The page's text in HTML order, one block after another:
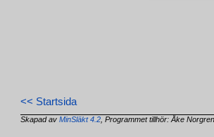
<< Startsida
Skapad avMinSläkt 4.2 , Programmet tillhör: Åke Norgren